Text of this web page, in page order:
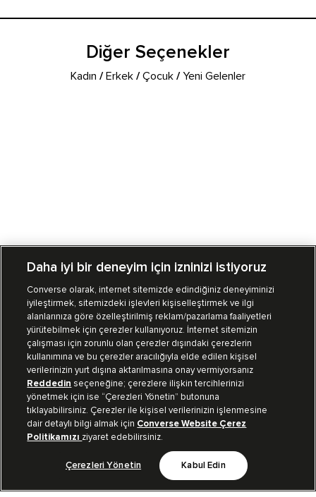
Diğer Seçenekler
Kadın /Erkek /Çocuk /Yeni Gelenler
Mağazalarımız Sipariş Takibi
Müşteri İlişkileri
Koleksiyon
Kurumsal
Bizi Takip Et
Daha iyi bir deneyim için izninizi istiyoruz
Converse olarak, internet sitemizde edindiğiniz deneyiminizi
iyileştirmek, sitemizdeki işlevleri kişiselleştirmek ve ilgi
alanlarınıza göre özelleştirilmiş reklam/pazarlama faaliyetleri
yürütebilmek için çerezler kullanıyoruz. İnternet sitemizin
çalışması için zorunlu olan çerezler dışındaki çerezlerin
kullanımına ve bu çerezler aracılığıyla elde edilen kişisel
verilerinizin yurt dışına aktarılmasına onay vermiyorsanız
Reddedin seçeneğine; çerezlere ilişkin tercihlerinizi
yönetmek için ise “Çerezleri Yönetin” butonuna
tıklayabilirsiniz. Çerezler ile kişisel verilerinizin işlenmesine
dair detaylı bilgi almak için Converse Website Çerez
Politikamızı ziyaret edebilirsiniz.
Çerezleri Yönetin Kabul Edin